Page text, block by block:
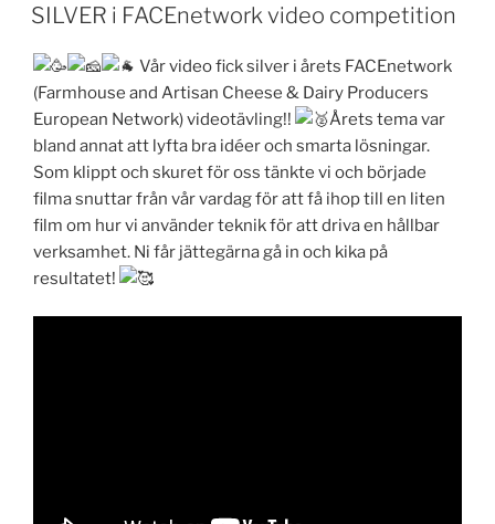
SILVER i FACEnetwork video competition
Vår video fick silver i årets FACEnetwork
(Farmhouse and Artisan Cheese & Dairy Producers
European Network) videotävling!!
Årets tema var
bland annat att lyfta bra idéer och smarta lösningar.
Som klippt och skuret för oss tänkte vi och började
filma snuttar från vår vardag för att få ihop till en liten
film om hur vi använder teknik för att driva en hållbar
verksamhet. Ni får jättegärna gå in och kika på
resultatet!